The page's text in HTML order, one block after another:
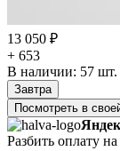
13 050 ₽
+ 653
В наличии: 57 шт.
Завтра
Посмотреть в
Разбить оплату